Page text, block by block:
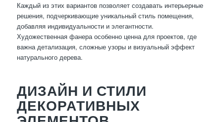
Каждый из этих вариантов позволяет создавать интерьерные
решения, подчеркивающие уникальный стиль помещения,
добавляя индивидуальности и элегантности.
Художественная фанера особенно ценна для проектов, где
важна детализация, сложные узоры и визуальный эффект
натурального дерева.
ДИЗАЙН И СТИЛИ
ДЕКОРАТИВНЫХ